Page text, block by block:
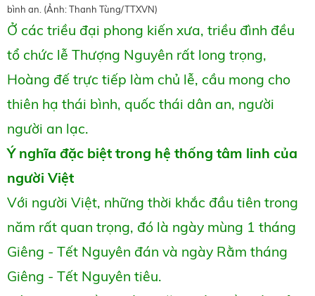
bình an. (Ảnh: Thanh Tùng/TTXVN)
Ở các triều đại phong kiến xưa, triều đình đều
tổ chức lễ Thượng Nguyên rất long trọng,
Hoàng đế trực tiếp làm chủ lễ, cầu mong cho
thiên hạ thái bình, quốc thái dân an, người
người an lạc.
Ý nghĩa đặc biệt trong hệ thống tâm linh của
người Việt
Với người Việt, những thời khắc đầu tiên trong
năm rất quan trọng, đó là ngày mùng 1 tháng
Giêng - Tết Nguyên đán và ngày Rằm tháng
Giêng - Tết Nguyên tiêu.